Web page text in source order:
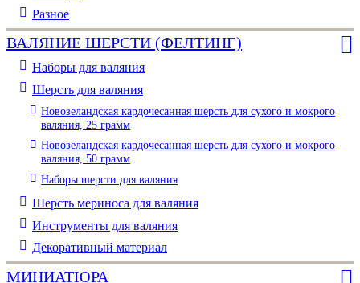
Разное
ВАЛЯНИЕ ШЕРСТИ (ФЕЛТИНГ)
Наборы для валяния
Шерсть для валяния
Новозеландская кардочесанная шерсть для сухого и мокрого
валяния, 25 грамм
Новозеландская кардочесанная шерсть для сухого и мокрого
валяния, 50 грамм
Наборы шерсти для валяния
Шерсть мериноса для валяния
Инструменты для валяния
Декоративный материал
МИНИАТЮРА